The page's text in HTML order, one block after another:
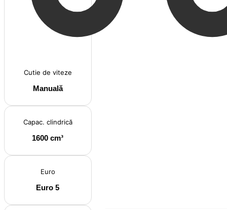
Cutie de viteze
Manuală
Capac. clindrică
1600 cm³
Euro
Euro 5